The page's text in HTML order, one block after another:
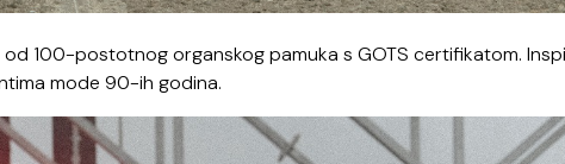
100-postotnog organskog pamuka s GOTS certifikatom.
mode 90-ih godina.